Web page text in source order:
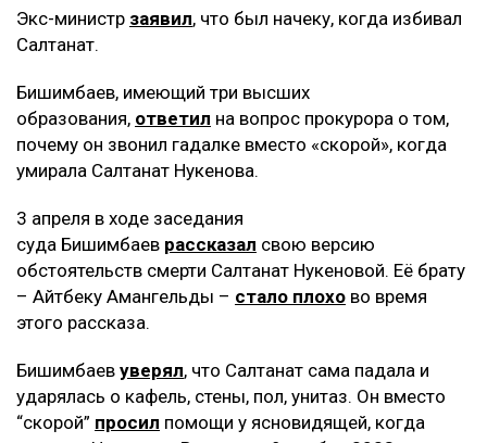
Экс-министр заявил, что был начеку, когда избивал
Салтанат.
Бишимбаев, имеющий три высших
образования, ответил на вопрос прокурора о том,
почему он звонил гадалке вместо «скорой», когда
умирала Салтанат Нукенова.
3 апреля в ходе заседания
суда Бишимбаев рассказал свою версию
обстоятельств смерти Салтанат Нукеновой. Её брату
– Айтбеку Амангельды – стало плохо во время
этого рассказа.
Бишимбаев уверял, что Салтанат сама падала и
ударялась о кафель, стены, пол, унитаз. Он вместо
“скорой” просил помощи у ясновидящей, когда